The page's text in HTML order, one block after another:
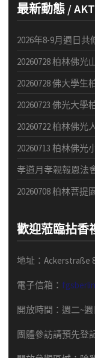
最新動態 /
2026年8-9月週日
20260728 柏林佛
20260728 佛大學
20260723 佛光大
20260722 柏林佛
20260713 柏林佛
孝道月孝親報恩法
20260708 柏林菩
歡迎蒞臨拈香
地址：Ackerstraße
電子信箱：
開放時間 ： 週二~週
團體參訪請預先登